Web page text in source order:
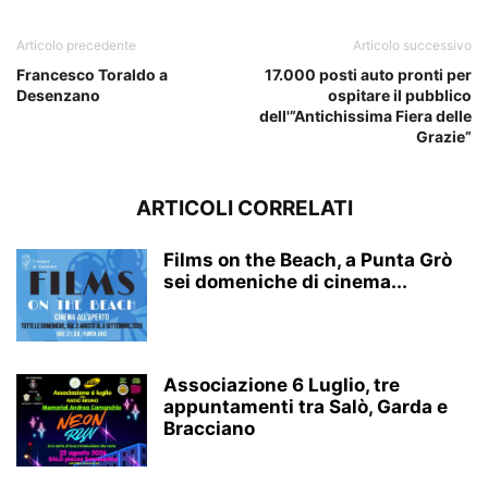
Articolo precedente
Francesco Toraldo a
Desenzano
Articolo successivo
17.000 posti auto pronti per
ospitare il pubblico
dell'”Antichissima Fiera delle
Grazie”
ARTICOLI CORRELATI
Films on the Beach, a Punta Grò
sei domeniche di cinema...
Associazione 6 Luglio, tre
appuntamenti tra Salò, Garda e
Bracciano